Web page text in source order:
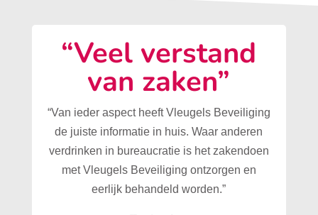
“Veel verstand
van zaken”
“Van ieder aspect heeft Vleugels Beveiliging
de juiste informatie in huis. Waar anderen
verdrinken in bureaucratie is het zakendoen
met Vleugels Beveiliging ontzorgen en
eerlijk behandeld worden.”